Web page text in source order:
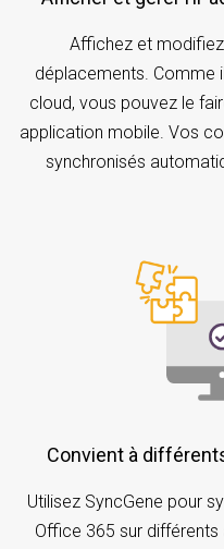
Affichez et
déplacements. Comme
cloud, vous pouvez le
application mobile. Vos
synchronisés
Convient à
Utilisez SyncGene pour
Office 365 sur